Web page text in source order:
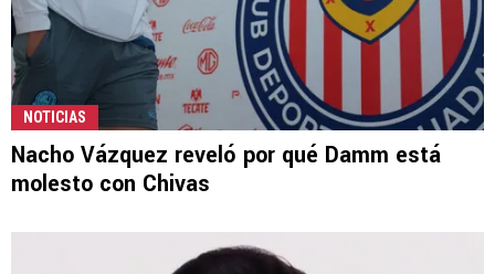
NOTICIAS
Nacho Vázquez reveló por qué Damm está
molesto con Chivas